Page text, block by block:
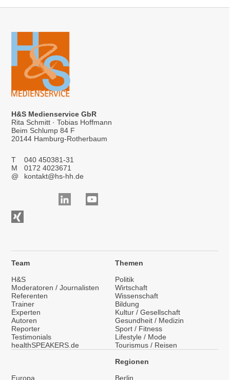
H&S Medienservice GbR
Rita Schmitt · Tobias Hoffmann
Beim Schlump 84 F
20144 Hamburg-Rotherbaum
T
040 450381-31
M
0172 4023671
@
kontakt@hs-hh.de
Team
H&S
Moderatoren / Journalisten
Referenten
Trainer
Experten
Autoren
Reporter
Testimonials
healthSPEAKERS.de
Themen
Politik
Wirtschaft
Wissenschaft
Bildung
Kultur / Gesellschaft
Gesundheit / Medizin
Sport / Fitness
Lifestyle / Mode
Tourismus / Reisen
Europa
Regionen
Berlin